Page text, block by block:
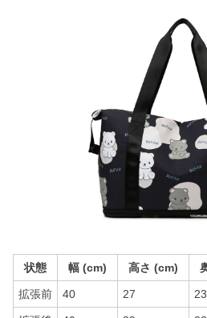
状態 幅 (cm) 高さ (cm)
拡張前 40 27 23